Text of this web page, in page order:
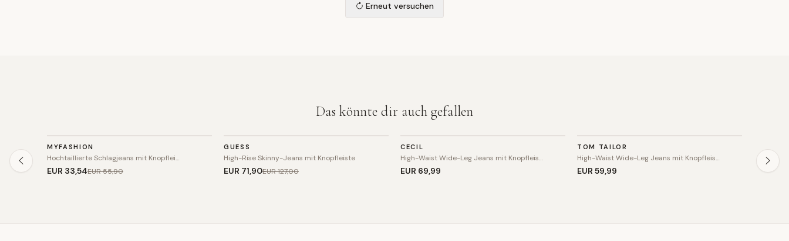
Erneut versuchen
Das könnte dir auch gefallen
SALE
MYFASHION
Hochtaillierte Schlagjeans mit Knopflei…
EUR 33,54EUR 55,90
SALE
GUESS
High-Rise Skinny-Jeans mit Knopfleiste
EUR 71,90EUR 127,00
HOSE
CECIL
High-Waist Wide-Leg Jeans mit Knopfleis…
EUR 69,99
TOM TAILOR
High-Waist Wide-Leg Jeans mit Knopfleis…
EUR 59,99
SALE
High-
EUR 85